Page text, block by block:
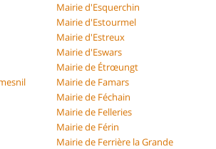
Mairie d'Esquerchin
Mairie d'Estourmel
Mairie d'Estreux
Mairie d'Eswars
Mairie de Étrœungt
Mairie de Famars
Mairie de Féchain
Mairie de Felleries
Mairie de Férin
Mairie de Ferrière la Grande